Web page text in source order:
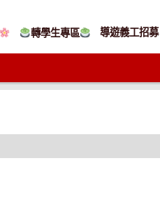
轉學生專區 導遊義工招募